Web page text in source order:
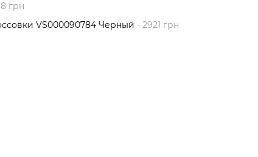
грн
VS000090784 Черный - 2921 грн